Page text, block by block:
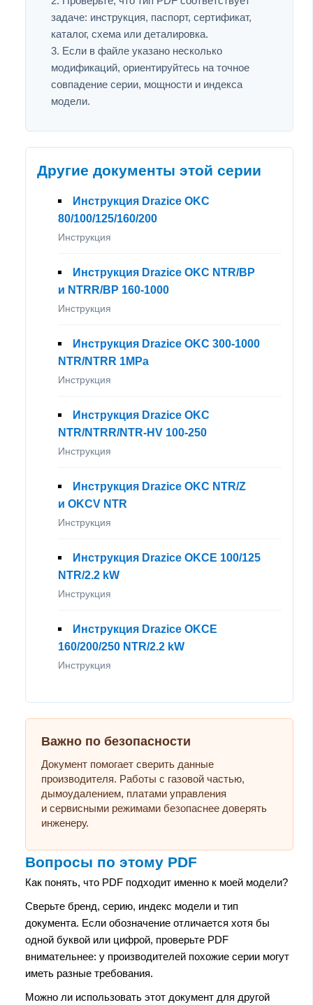
задаче: инструкция, паспорт, сертификат,
каталог, схема или деталировка.
Если в файле указано несколько
модификаций, ориентируйтесь на точное
совпадение серии, мощности и индекса
модели.
Другие документы этой серии
Инструкция Drazice OKC
80/100/125/160/200
Инструкция
Инструкция Drazice OKC NTR/BP
и NTRR/BP 160-1000
Инструкция
Инструкция Drazice OKC 300-1000
NTR/NTRR 1MPa
Инструкция
Инструкция Drazice OKC
NTR/NTRR/NTR-HV 100-250
Инструкция
Инструкция Drazice OKC NTR/Z
и OKCV NTR
Инструкция
Инструкция Drazice OKCE 100/125
NTR/2.2 kW
Инструкция
Инструкция Drazice OKCE
160/200/250 NTR/2.2 kW
Инструкция
Важно по безопасности
Документ помогает сверить данные
производителя. Работы с газовой частью,
дымоудалением, платами управления
и сервисными режимами безопаснее доверять
инженеру.
Вопросы по этому PDF
Как понять, что PDF подходит именно к моей модели?
Сверьте бренд, серию, индекс модели и тип
документа. Если обозначение отличается хотя бы
одной буквой или цифрой, проверьте PDF
внимательнее: у производителей похожие серии могут
иметь разные требования.
Можно ли использовать этот документ для другой